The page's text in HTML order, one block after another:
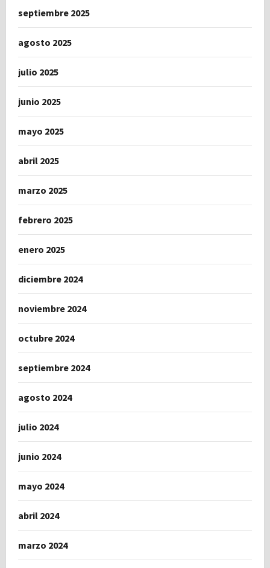
septiembre 2025
agosto 2025
julio 2025
junio 2025
mayo 2025
abril 2025
marzo 2025
febrero 2025
enero 2025
diciembre 2024
noviembre 2024
octubre 2024
septiembre 2024
agosto 2024
julio 2024
junio 2024
mayo 2024
abril 2024
marzo 2024